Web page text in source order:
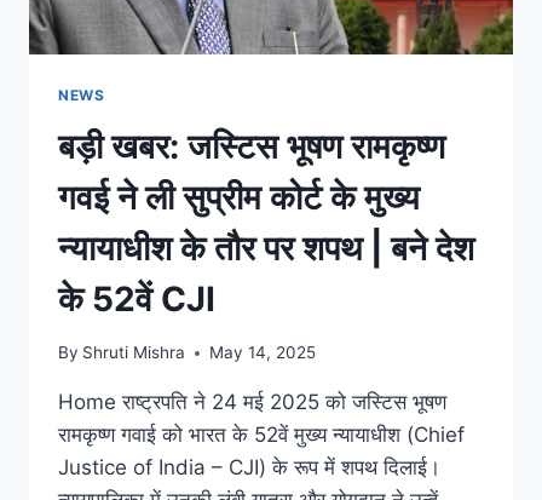
NEWS
बड़ी खबर: जस्टिस भूषण रामकृष्ण
गवई ने ली सुप्रीम कोर्ट के मुख्य
न्यायाधीश के तौर पर शपथ | बने देश
के 52वें CJI
By Shruti Mishra May 14, 2025
Home राष्ट्रपति ने 24 मई 2025 को जस्टिस भूषण
रामकृष्ण गवाई को भारत के 52वें मुख्य न्यायाधीश (Chief
Justice of India – CJI) के रूप में शपथ दिलाई।